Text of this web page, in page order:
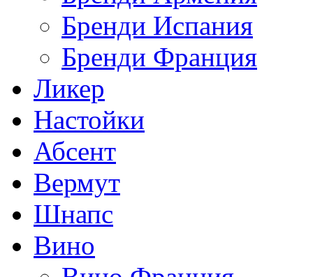
Бренди Испания
Бренди Франция
Ликер
Настойки
Абсент
Вермут
Шнапс
Вино